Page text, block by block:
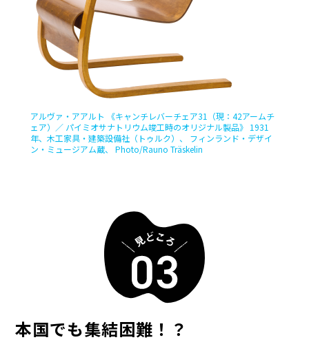
アルヴァ・アアルト 《キャンチレバーチェア31（現：42アームチ
ェア）／ パイミオサナトリウム竣工時のオリジナル製品》 1931
年、木工家具・建築設備社（トゥルク）、 フィンランド・デザイ
ン・ミュージアム蔵、 Photo/Rauno Träskelin
本国でも集結困難！？